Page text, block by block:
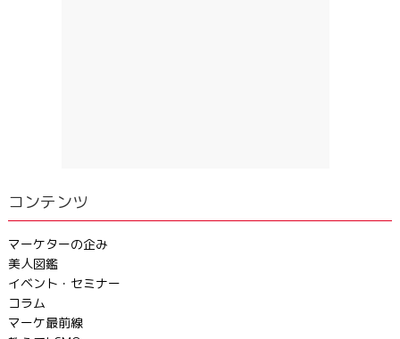
コンテンツ
マーケターの企み
美人図鑑
イベント・セミナー
コラム
マーケ最前線